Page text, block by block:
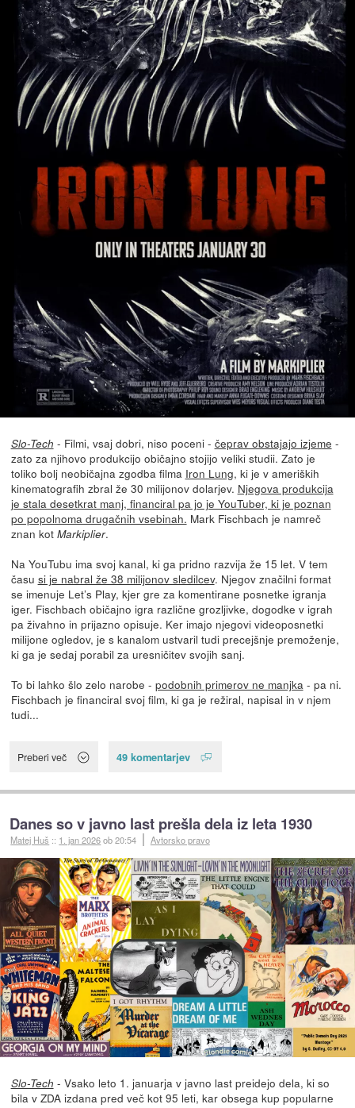
Slo-Tech - Filmi, vsaj dobri, niso poceni - čeprav obstajajo izjeme -
zato za njihovo produkcijo običajno stojijo veliki studii. Zato je
toliko bolj neobičajna zgodba filma Iron Lung, ki je v ameriških
kinematografih zbral že 30 milijonov dolarjev. Njegova produkcija
je stala desetkrat manj, financiral pa jo je YouTuber, ki je poznan
po popolnoma drugačnih vsebinah. Mark Fischbach je namreč
znan kot Markiplier.
Na YouTubu ima svoj kanal, ki ga pridno razvija že 15 let. V tem
času si je nabral že 38 milijonov sledilcev. Njegov značilni format
se imenuje Let’s Play, kjer gre za komentirane posnetke igranja
iger. Fischbach običajno igra različne grozljivke, dogodke v igrah
pa živahno in prijazno opisuje. Ker imajo njegovi videoposnetki
milijone ogledov, je s kanalom ustvaril tudi precejšnje premoženje,
ki ga je sedaj porabil za uresničitev svojih sanj.
To bi lahko šlo zelo narobe - podobnih primerov ne manjka- pa ni.
Fischbach je financiral svoj film, ki ga je režiral, napisal in v njem
tudi...
Preberi več 49 komentarjev
Danes so v javno last prešla dela iz leta 1930
Matej Huš :: 1. jan 2026ob 20:54 Avtorsko pravo
Slo-Tech - Vsako leto 1. januarja v javno last preidejo dela, ki so
bila v ZDA izdana pred več kot 95 leti, kar obsega kup popularne